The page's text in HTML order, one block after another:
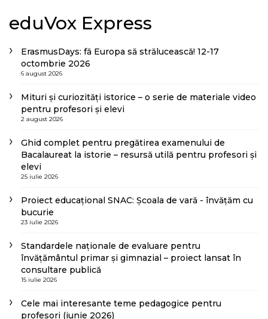
eduVox Express
ErasmusDays: fă Europa să strălucească! 12-17
octombrie 2026
6 august 2026
Mituri și curiozități istorice – o serie de materiale video
pentru profesori și elevi
2 august 2026
Ghid complet pentru pregătirea examenului de
Bacalaureat la istorie – resursă utilă pentru profesori și
elevi
25 iulie 2026
Proiect educațional SNAC: Școala de vară - învățăm cu
bucurie
23 iulie 2026
Standardele naționale de evaluare pentru
învățământul primar și gimnazial – proiect lansat în
consultare publică
15 iulie 2026
Cele mai interesante teme pedagogice pentru
profesori (iunie 2026)